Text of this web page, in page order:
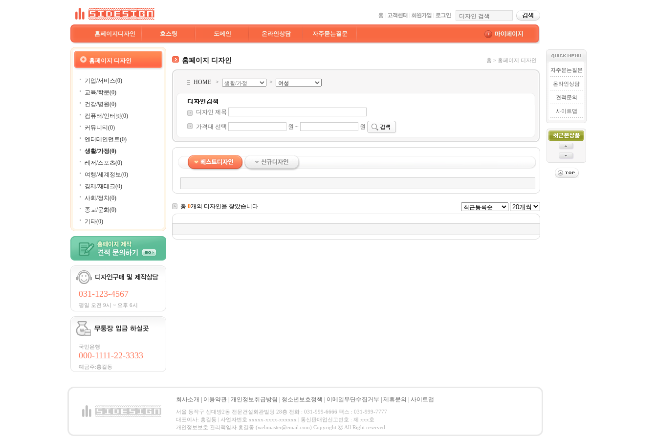
홈페이지디자인 호스팅 도메인 온라인상담 자주묻는질문
홈페이지 디자인
기업/서비스(0)
교육/학문(0)
건강/병원(0)
컴퓨터/인터넷(0)
커뮤니티(0)
엔터테인먼트(0)
생활/가정(0)
레저/스포츠(0)
여행/세계정보(0)
경제/재테크(0)
사회/정치(0)
종교/문화(0)
기타(0)
031-123-4567
평일 오전 9시 ~ 오후 6시
국민은행
000-1111-22-3333
예금주:홍길동
홈페이지 디자인 홈 > 홈페이지 디자인
HOME > >
디자인 제목
가격대 선택 원 ~ 원
총 0개의 디자인을 찾았습니다.
자주묻는질문
온라인상담
견적문의
사이트맵
회사소개 이용약관 개인정보취급방침 청소년보호정책 이메일무단수집거부 제휴문의 사이트맵
서울 동작구 신대방2동 전문건설회관빌딩 28층 전화 : 031-999-6666 팩스 : 031-999-7777
대표이사: 홍길동 | 사업자번호 xxxxx-xxxx-xxxxxx | 통신판매업신고번호 : 제 xxx호
개인정보보호 관리책임자:홍길동 (webmaster@email.com) Copyright ⓒ All Right reserved